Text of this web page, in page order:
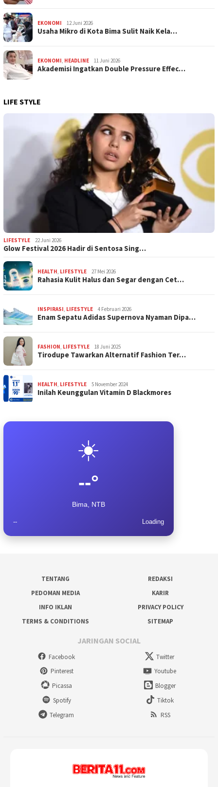
EKONOMI 12 Juni 2026
Usaha Mikro di Kota Bima Sulit Naik Kela…
EKONOMI HEADLINE 11 Juni 2026
Akademisi Ingatkan Double Pressure Effec…
LIFE STYLE
LIFESTYLE 22 Juni 2026
Glow Festival 2026 Hadir di Sentosa Sing…
HEALTH, LIFESTYLE 27 Mei 2026
Rahasia Kulit Halus dan Segar dengan Cet…
INSPIRASI, LIFESTYLE 4 Februari 2026
Enam Sepatu Adidas Supernova Nyaman Dipa…
FASHION, LIFESTYLE 18 Juni 2025
Tirodupe Tawarkan Alternatif Fashion Ter…
HEALTH, LIFESTYLE 5 November 2024
Inilah Keunggulan Vitamin D Blackmores
☀️
--°
Bima, NTB
-- Loading
TENTANG
REDAKSI
PEDOMAN MEDIA
KARIR
INFO IKLAN
PRIVACY POLICY
TERMS & CONDITIONS
SITEMAP
JARINGAN SOCIAL
Facebook
Twitter
Pinterest
Youtube
Picassa
Blogger
Spotify
Tiktok
Telegram
RSS